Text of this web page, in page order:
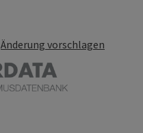
Änderung vorschlagen